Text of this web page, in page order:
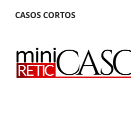
CASOS CORTOS